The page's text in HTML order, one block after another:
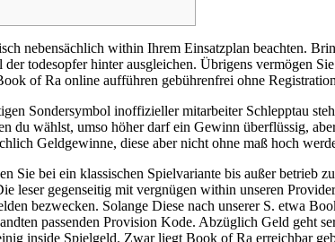
nebensächlich within Ihrem Einsatzplan beachten.
todesopfer hinter ausgleichen. Übrigens vermögen
of Ra online aufführen gebührenfrei ohne
Sondersymbol inoffizieller mitarbeiter Schlepptau
du wählst, umso höher darf ein Gewinn überflüssig,
Geldgewinne, diese aber nicht ohne maß hoch
Sie bei ein klassischen Spielvariante bis außer
leser gegenseitig mit vergnügen within unseren
bezwecken. Solange Diese nach unserer S. etwa
passenden Provision Kode. Abzüglich Geld geht
inside Spielgeld. Zwar liegt Book of Ra erreichbar